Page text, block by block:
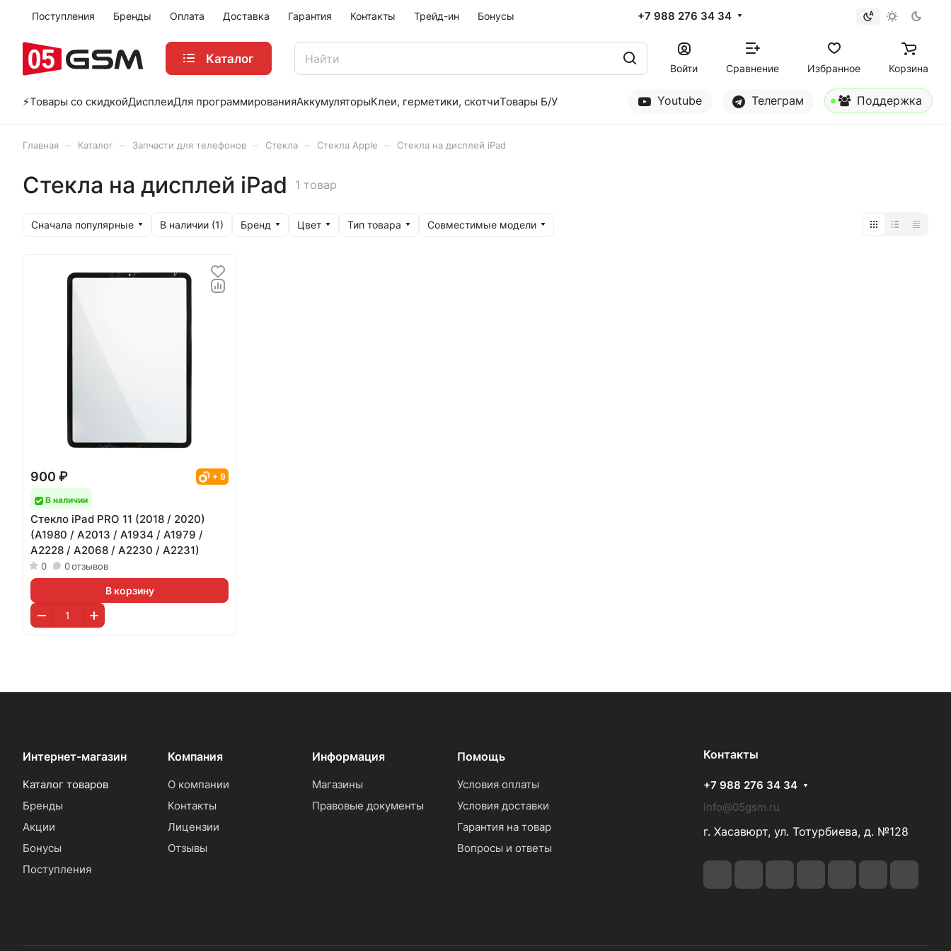
Поступления Бренды Оплата Доставка Гарантия Контакты Трейд-ин Бонусы +7 988 276 34 34
Каталог
Войти Сравнение Избранное Корзина
⚡️Товары со скидкойДисплеиДля программированияАккумуляторыКлеи, герметики, скотчиТовары Б/У Youtube Телеграм Поддержка
Главная Каталог Запчасти для телефонов Стекла Стекла Apple Стекла на дисплей iPad
Стекла на дисплей iPad 1 товар
Сначала популярные В наличии (1) Бренд Цвет Тип товара Совместимые модели
900 ₽ + 9
В наличии
Стекло iPad PRO 11 (2018 / 2020)
(A1980 / A2013 / A1934 / A1979 /
A2228 / A2068 / A2230 / A2231)
0 0отзывов
В корзину
Интернет-магазин
Каталог товаров
Бренды
Акции
Бонусы
Поступления
Компания
О компании
Контакты
Лицензии
Отзывы
Информация
Магазины
Правовые документы
Помощь
Условия оплаты
Условия доставки
Гарантия на товар
Вопросы и ответы
Контакты
+7 988 276 34 34
info@05gsm.ru
г. Хасавюрт, ул. Тотурбиева, д. №128